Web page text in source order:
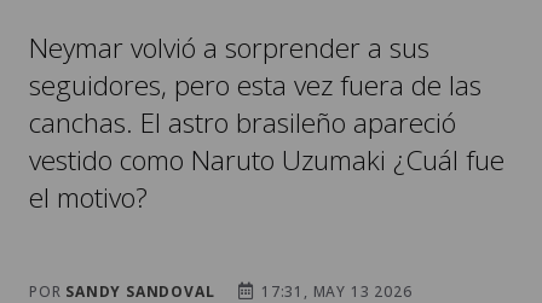
Neymar volvió a sorprender a sus
seguidores, pero esta vez fuera de las
canchas. El astro brasileño apareció
vestido como Naruto Uzumaki ¿Cuál fue
el motivo?
POR SANDY SANDOVAL
17:31, MAY 13 2026